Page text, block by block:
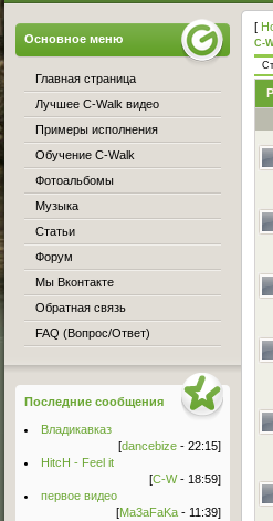
[
C-
Основное меню
Главная страница
Лучшее C-Walk видео
Примеры исполнения
Обучение C-Walk
Фотоальбомы
Музыка
Статьи
Форум
Мы Вконтакте
Обратная связь
FAQ (Вопрос/Ответ)
Последние сообщения
Владикавказ
[dancebize - 22:15]
HitcH - Feel it
[C-W- 18:59]
первое видео
[Ma3aFaKa - 11:39]